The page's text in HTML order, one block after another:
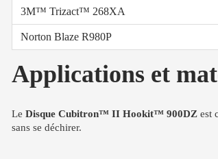
3M™ Trizact™ 268XA
Norton Blaze R980P
Applications et
Le Disque Cubitron™ II Hookit™ 900DZ est
sans se déchirer.